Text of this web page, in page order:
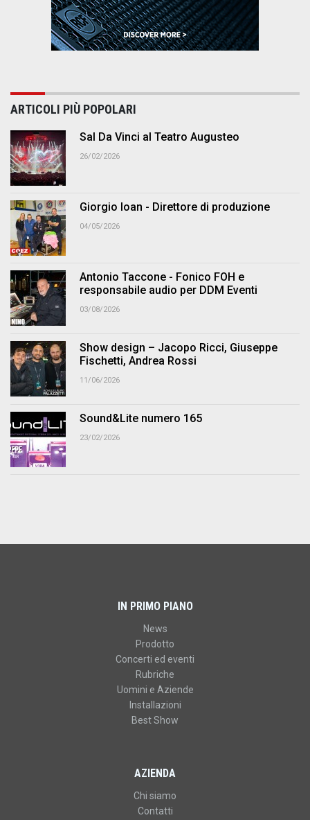
ARTICOLI PIÙ POPOLARI
Sal Da Vinci al Teatro Augusteo
26/02/2026
Giorgio Ioan - Direttore di produzione
04/05/2026
Antonio Taccone - Fonico FOH e
responsabile audio per DDM Eventi
03/08/2026
Show design – Jacopo Ricci, Giuseppe
Fischetti, Andrea Rossi
11/06/2026
Sound&Lite numero 165
23/02/2026
IN PRIMO PIANO
News
Prodotto
Concerti ed eventi
Rubriche
Uomini e Aziende
Installazioni
Best Show
AZIENDA
Chi siamo
Contatti